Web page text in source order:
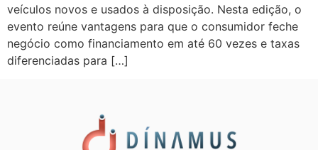
veículos novos e usados à disposição. Nesta edição, o
evento reúne vantagens para que o consumidor feche
negócio como financiamento em até 60 vezes e taxas
diferenciadas para […]